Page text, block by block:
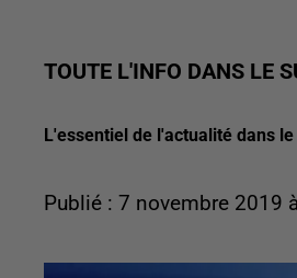
TOUTE L'INFO DANS LE
L'essentiel de l'actualité dans
Publié : 7 novembre 2019